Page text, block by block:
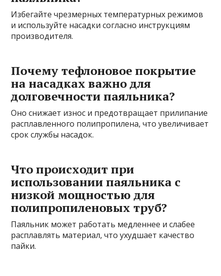
Избегайте чрезмерных температурных режимов
и используйте насадки согласно инструкциям
производителя.
Почему тефлоновое покрытие
на насадках важно для
долговечности паяльника?
Оно снижает износ и предотвращает прилипание
расплавленного полипропилена, что увеличивает
срок службы насадок.
Что происходит при
использовании паяльника с
низкой мощностью для
полипропиленовых труб?
Паяльник может работать медленнее и слабее
расплавлять материал, что ухудшает качество
пайки.